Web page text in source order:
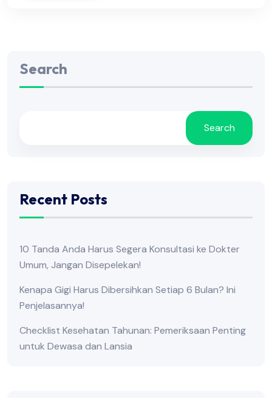
Search
Search
Recent Posts
10 Tanda Anda Harus Segera Konsultasi ke Dokter
Umum, Jangan Disepelekan!
Kenapa Gigi Harus Dibersihkan Setiap 6 Bulan? Ini
Penjelasannya!
Checklist Kesehatan Tahunan: Pemeriksaan Penting
untuk Dewasa dan Lansia